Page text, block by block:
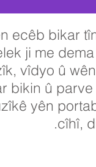
ecêb bikar
ji me
vîdyo û
bikin û
yên
cîhî,